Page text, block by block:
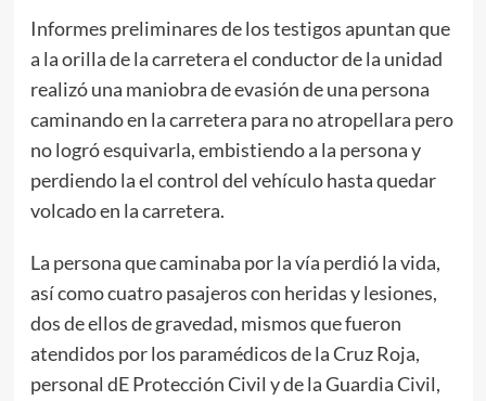
Informes preliminares de los testigos apuntan que
a la orilla de la carretera el conductor de la unidad
realizó una maniobra de evasión de una persona
caminando en la carretera para no atropellara pero
no logró esquivarla, embistiendo a la persona y
perdiendo la el control del vehículo hasta quedar
volcado en la carretera.
La persona que caminaba por la vía perdió la vida,
así como cuatro pasajeros con heridas y lesiones,
dos de ellos de gravedad, mismos que fueron
atendidos por los paramédicos de la Cruz Roja,
personal dE Protección Civil y de la Guardia Civil,